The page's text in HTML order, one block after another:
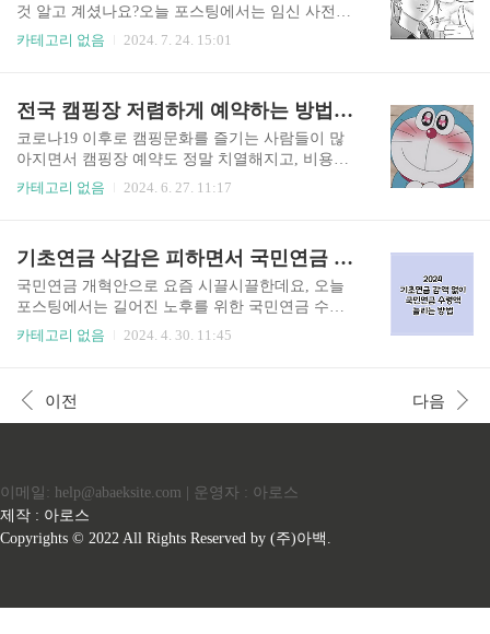
급해 주는 제도입니다. 요건이 되신다면 농지를 담
보로 안정적인 노후 연금을 받을 수 있고, 연금을
수령하면서 농지를 임대하여 추가 소득을 올릴 수
회해 보실 수 있습니다. 농지연금 장점 1. 노후 생
활자금이 부족한 고령 농업인의 노..
것 알고 계셨나요?오늘 포스팅에서는 임신 사전검
사 지원 대상 및 금액, 신청 방법에 대해 정리해 볼
며, 여성이 가임연령인 15~49세인 부부가 해당됩니
다. 신청은 보건소 방문신청 또는 e-보건소에서 온
라인 신청을 하실 수 있습니다. 단, 서울시민은 시
에서 자체 지원제도를 시행 중이므로 주소지 관할
보건소에 문의 후 신청해야 한다고 합니다. 임신
과 남성 정자정밀형태검사가 해당됩니다. 지원금
액 한도는 여성 최대 13만..
카테고리 없음 2024. 7. 24. 15:01
전국 캠핑장 저렴하게 예약하는 방법 (공공자원 공유누리)
코로나19 이후로 캠핑문화를 즐기는 사람들이 많
아지면서 캠핑장 예약도 정말 치열해지고, 비용도
많이 비싸졌죠? 그래서 오늘은 여름휴가철을 맞이
공공기관 및 정부 기관이 보유하고 있는 캠핑장을
이용하는 겁니다. 원래는 매번 각 지자체 예약사이
트에 방문해서 신청하는 방식이라 번거로웠지만
이제는 하나의 사이트에서 모두 확인하실 수 있습
니다. 공공자원 공유누리에서 확인가능한 캠핑장
최참판댁 한옥 호텔 같은 각종 숙박시설도 아주 저
렴한 가격으로 예약할 수 있어요. 방문하실 지역과
카테고리 없음 2024. 6. 27. 11:17
기초연금 삭감은 피하면서 국민연금 수령액 늘리는 방법
국민연금 개혁안으로 요즘 시끌시끌한데요, 오늘
포스팅에서는 길어진 노후를 위한 국민연금 수령
액을 늘리는 방법을 알아보려고 합니다. 특히 국민
니 이 부분을 꼭 확인해 보시면 좋겠습니다. 국
민연금 수령액을 늘리는 방법 국민연금 수령액을
받음으로써 수령액이 늘어나는 것에 불과하기 때
문에 따로 다루지는 않겠습니다. 반납과, 추납 그리
고 임의계속가입으로 납부금액을 늘리는 방법을
카테고리 없음 2024. 4. 30. 11:45
이전 다음
이메일: help@abaeksite.com | 운영자 : 아로스
제작 : 아로스
Copyrights © 2022 All Rights Reserved by (주)아백.